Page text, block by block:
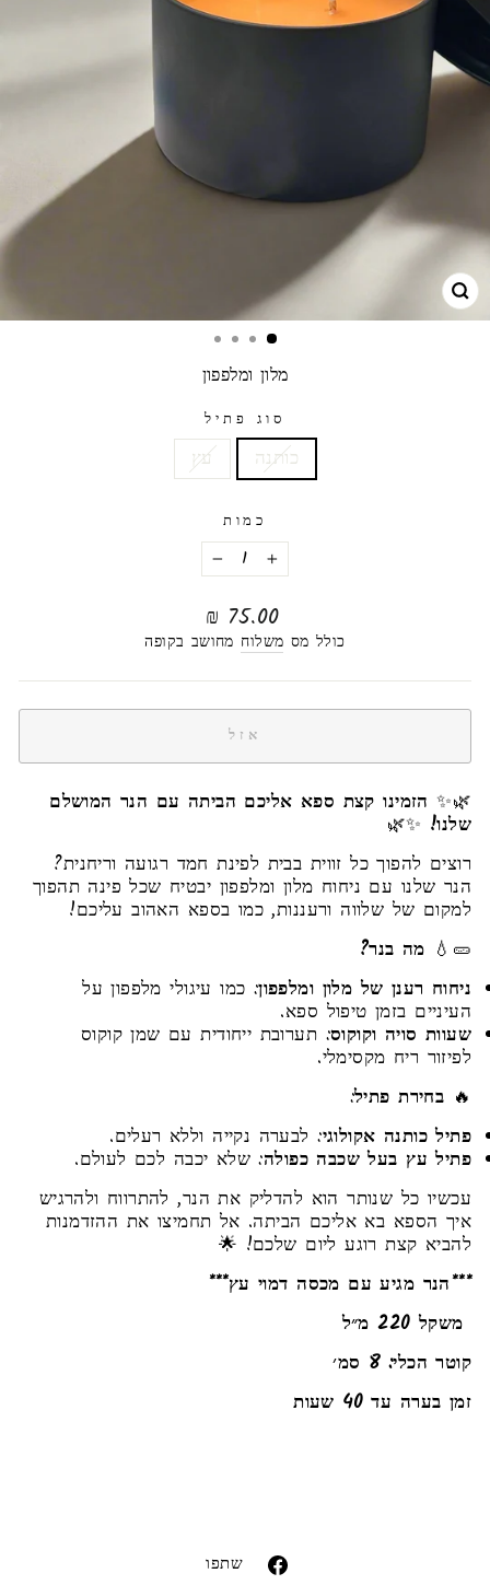
מלון ומלפפון
סוג פתיל
כותנה עץ
כמות
−
+
מחיר
רגיל
75.00 ₪
כולל מס משלוח מחושב בקופה
אזל
🌿✨ הזמינו קצת ספא אליכם הביתה עם הנר המושלם
שלנו! ✨🌿
רוצים להפוך כל זווית בבית לפינת חמד רגועה וריחנית?
הנר שלנו עם ניחוח מלון ומלפפון יבטיח שכל פינה תהפוך
למקום של שלווה ורעננות, כמו בספא האהוב עליכם!
🥒💧 מה בנר?
ניחוח רענן של מלון ומלפפון: כמו עיגולי מלפפון על
העיניים בזמן טיפול ספא.
שעוות סויה וקוקוס: תערובת ייחודית עם שמן קוקוס
לפיזור ריח מקסימלי.
🔥 בחירת פתיל:
פתיל כותנה אקולוגי: לבערה נקייה וללא רעלים.
פתיל עץ בעל שכבה כפולה: שלא יכבה לכם לעולם.
עכשיו כל שנותר הוא להדליק את הנר, להתרווח ולהרגיש
איך הספא בא אליכם הביתה. אל תחמיצו את ההזדמנות
להביא קצת רוגע ליום שלכם! 🌟
***הנר מגיע עם מכסה דמוי עץ***
משקל 220 מ״ל
קוטר הכלי: 8 סמ׳
זמן בערה עד 40 שעות
invalid url input
שתפו